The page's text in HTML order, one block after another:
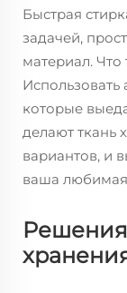
Быстрая
задачей,
материал. Что
Использовать
которые
делают ткань
вариантов, и
ваша любимая